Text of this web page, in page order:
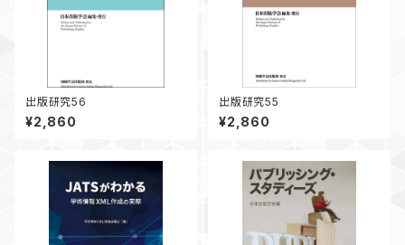
出版研究56
¥2,860
出版研究55
¥2,860